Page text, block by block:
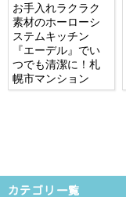
お手入れラクラク
素材のホーローシ
ステムキッチン
『エーデル』でい
つでも清潔に！札
幌市マンション
カテゴリ一覧